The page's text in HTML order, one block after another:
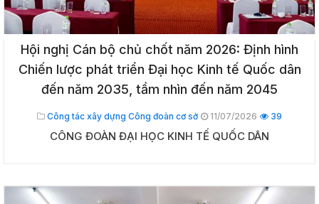
Hội nghị Cán bộ chủ chốt năm 2026: Định hình
Chiến lược phát triển Đại học Kinh tế Quốc dân
đến năm 2035, tầm nhìn đến năm 2045
Công tác xây dựng Công đoàn cơ sở 11/07/2026 39
CÔNG ĐOÀN ĐẠI HỌC KINH TẾ QUỐC DÂN